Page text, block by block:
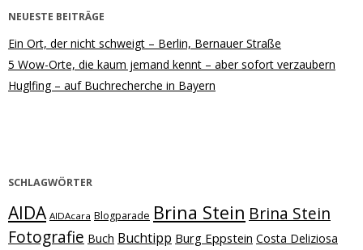
NEUESTE BEITRÄGE
Ein Ort, der nicht schweigt – Berlin, Bernauer Straße
5 Wow-Orte, die kaum jemand kennt – aber sofort verzaubern
Huglfing – auf Buchrecherche in Bayern
SCHLAGWÖRTER
AIDA AIDAcara Blogparade Brina Stein Brina Stein
Fotografie Buch Buchtipp Burg Eppstein Costa Deliziosa